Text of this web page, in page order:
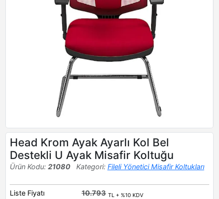
Head Krom Ayak Ayarlı Kol Bel
Destekli U Ayak Misafir Koltuğu
Ürün Kodu: 21080 Kategori: Fileli Yönetici Misafir Koltukları
Liste Fiyatı 10.793 TL + %10 KDV